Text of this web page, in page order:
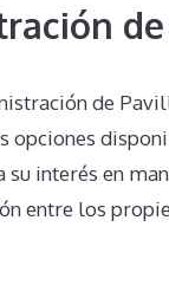
de
opciones
su interés en
entre los